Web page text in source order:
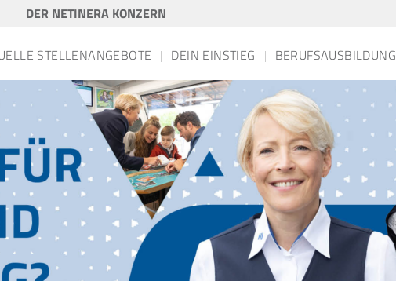
DER NETINERA KONZERN
STELLENANGEBOTE DEIN EINSTIEG BERUFSAUSBILDUNG